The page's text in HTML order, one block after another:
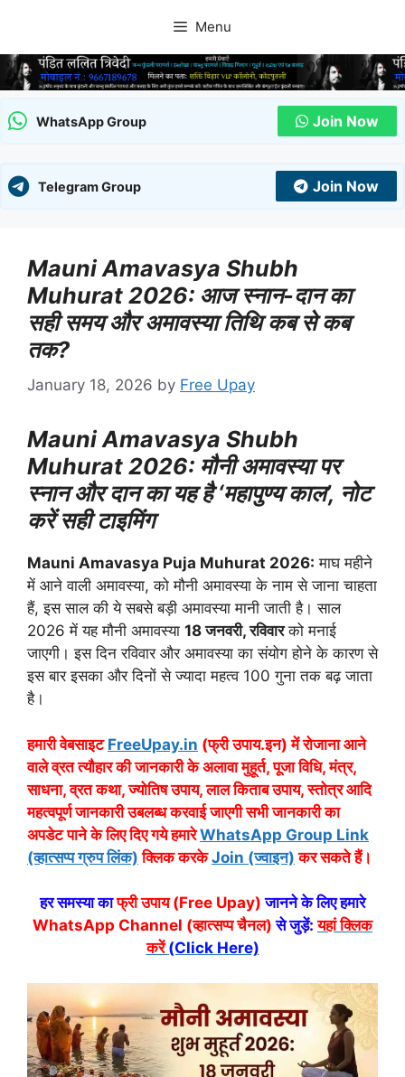
content
Menu
WhatsApp Group Join Now
Telegram Group Join Now
Mauni Amavasya Shubh
Muhurat 2026: आज स्नान-दान का
सही समय और अमावस्या तिथि कब से कब
तक?
January 18, 2026 by Free Upay
Mauni Amavasya Shubh
Muhurat 2026: मौनी अमावस्या पर
स्नान और दान का यह है ‘महापुण्य काल’, नोट
करें सही टाइमिंग
Mauni Amavasya Puja Muhurat 2026: माघ महीने
में आने वाली अमावस्या, को मौनी अमावस्या के नाम से जाना चाहता
हैं, इस साल की ये सबसे बड़ी अमावस्या मानी जाती है। साल
2026 में यह मौनी अमावस्या 18 जनवरी, रविवारको मनाई
जाएगी। इस दिन रविवार और अमावस्या का संयोग होने के कारण से
इस बार इसका और दिनों से ज्यादा महत्व 100 गुना तक बढ़ जाता
है।
हमारी वेबसाइट FreeUpay.in (फ्री उपाय.इन) में रोजाना आने
वाले व्रत त्यौहार की जानकारी के अलावा मुहूर्त, पूजा विधि, मंत्र,
साधना, व्रत कथा, ज्योतिष उपाय, लाल किताब उपाय, स्तोत्र आदि
महत्वपूर्ण जानकारी उबलब्ध करवाई जाएगी सभी जानकारी का
अपडेट पाने के लिए दिए गये हमारेWhatsApp Group Link
(व्हात्सप्प ग्रुप लिंक) क्लिक करकेJoin (ज्वाइन) कर सकते हैं।
हर समस्या काफ्री उपाय (Free Upay) जानने के लिए हमारे
WhatsApp Channel (व्हात्सप्प चैनल) से जुड़ें:यहां क्लिक
करें(Click Here)